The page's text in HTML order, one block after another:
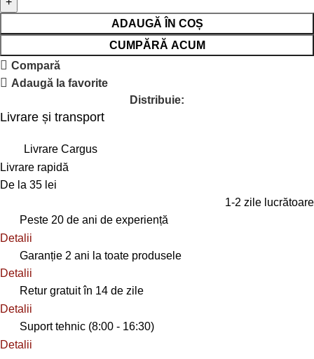
ADAUGĂ ÎN COȘ
CUMPĂRĂ ACUM
Compară
Adaugă la favorite
Distribuie:
Livrare și transport
Livrare Cargus
Livrare rapidă
De la 35 lei
1-2 zile lucrătoare
Peste 20 de ani de experiență
Detalii
Garanție 2 ani la toate produsele
Detalii
Retur gratuit în 14 de zile
Detalii
Suport tehnic (8:00 - 16:30)
Detalii